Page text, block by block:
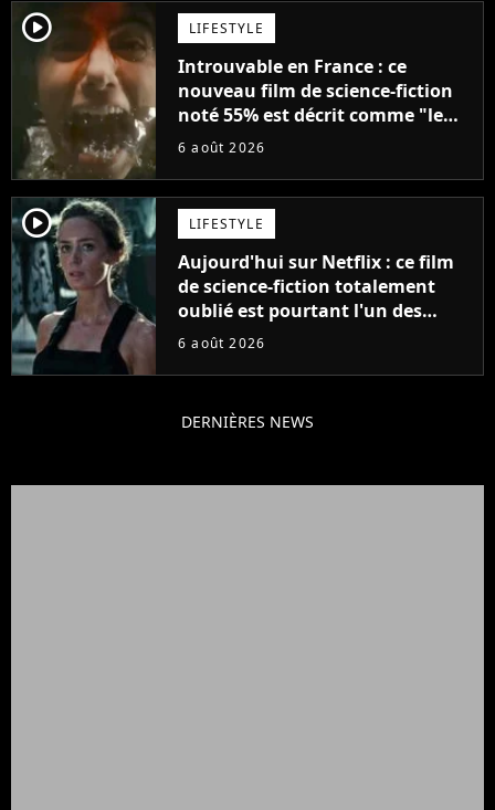
player2 LIFESTYLE
Introuvable en France : ce
nouveau film de science-fiction
noté 55% est décrit comme "le
plus stupide de l'année"
6 août 2026
player2 LIFESTYLE
Aujourd'hui sur Netflix : ce film
de science-fiction totalement
oublié est pourtant l'un des
meilleurs des années 2010
6 août 2026
DERNIÈRES NEWS